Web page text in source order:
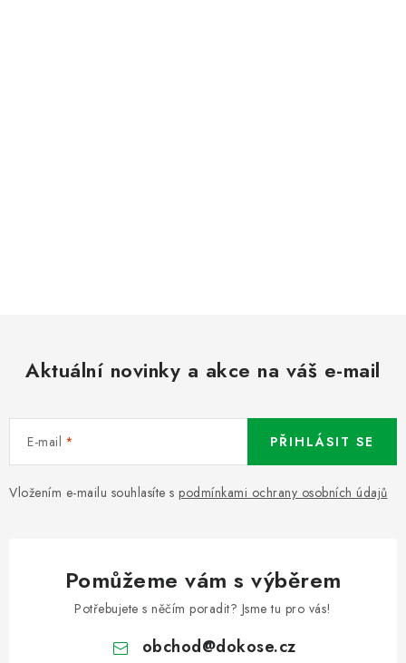
Aktuální novinky a akce na váš e-mail
E-mail
Vložením e-mailu souhlasíte s podmínkami ochrany osobních údajů
PŘIHLÁSIT SE
Pomůžeme vám s výběrem
Potřebujete s něčím poradit? Jsme tu pro vás!
obchod@dokose.cz